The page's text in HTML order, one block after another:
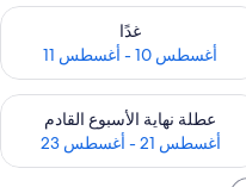
10
غدًا
أغسطس 10 - أغسطس 11
من مدى التوفر لغد للفترة أغسطس
أغسطس 14 - أغسطس 16
عطلة نهاية الأسبوع القادم
أغسطس 21 - أغسطس 23
من مدى التوفر لعطلة نهاية